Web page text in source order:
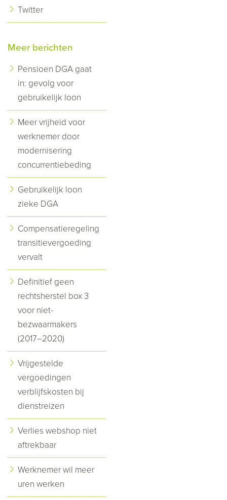
Twitter
Meer berichten
Pensioen DGA gaat
in: gevolg voor
gebruikelijk loon
Meer vrijheid voor
werknemer door
modernisering
concurrentiebeding
Gebruikelijk loon
zieke DGA
Compensatieregeling
transitievergoeding
vervalt
Definitief geen
rechtsherstel box 3
voor niet-
bezwaarmakers
(2017–2020)
Vrijgestelde
vergoedingen
verblijfskosten bij
dienstreizen
Verlies webshop niet
aftrekbaar
Werknemer wil meer
uren werken